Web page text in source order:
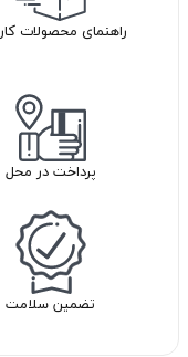
راهنمای محصولات
پرداخت در محل
تضمین سلامت